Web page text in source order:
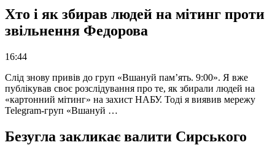
Хто і як збирав людей на мітинг проти
звільнення Федорова
16:44
Слід знову привів до груп «Вшануй пам’ять. 9:00». Я вже
публікував своє розслідування про те, як збирали людей на
«картонний мітинг» на захист НАБУ. Тоді я виявив мережу
Telegram-груп «Вшануй …
Безугла закликає валити Сирського